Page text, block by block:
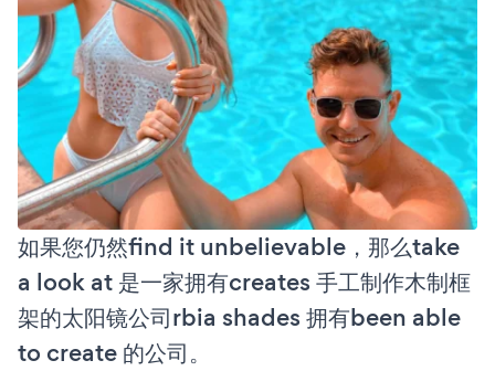
如果您仍然find it unbelievable，那么take
a look at 是一家拥有creates 手工制作木制框
架的太阳镜公司rbia shades 拥有been able
to create 的公司。